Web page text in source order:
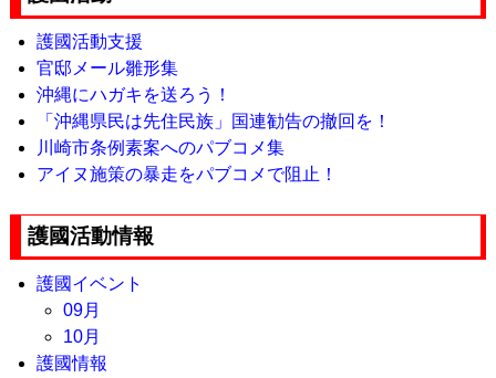
護國活動支援
官邸メール雛形集
沖縄にハガキを送ろう！
「沖縄県民は先住民族」国連勧告の撤回を！
川崎市条例素案へのパブコメ集
アイヌ施策の暴走をパブコメで阻止！
護國活動情報
護國イベント
09月
10月
護國情報